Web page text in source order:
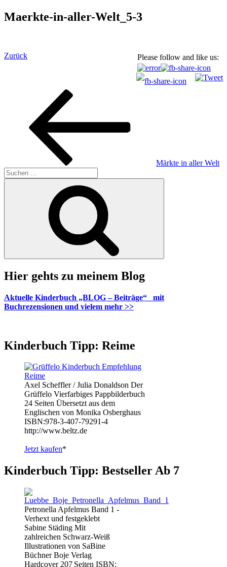
Maerkte-in-aller-Welt_5-3
Please follow and like us:
Beitragsnavigation
Vorheriger
Zurück
Märkte in aller Welt
Suche
nach:
Hier gehts zu meinem Blog
Aktuelle Kinderbuch „BLOG – Beiträge“ mit
Buchrezensionen und vielem mehr >>
Kinderbuch Tipp: Reime
Axel Scheffler / Julia Donaldson Der
Grüffelo Vierfarbiges Pappbilderbuch
24 Seiten Übersetzt aus dem
Englischen von Monika Osberghaus
ISBN:978-3-407-79291-4
http://www.beltz.de
Jetzt kaufen*
Kinderbuch Tipp: Bestseller Ab 7
Petronella Apfelmus Band 1 -
Verhext und festgeklebt
Sabine Städing Mit
zahlreichen Schwarz-Weiß
Illustrationen von SaBine
Büchner Boje Verlag
Hardcover 207 Seiten ISBN: